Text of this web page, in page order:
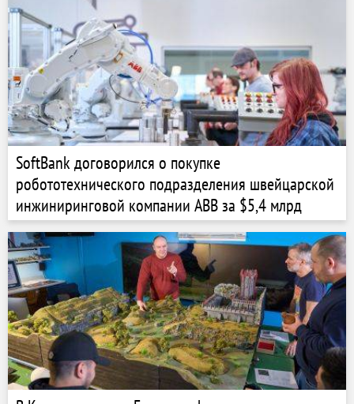
SoftBank договорился о покупке
робототехнического подразделения швейцарской
инжиниринговой компании ABB за $5,4 млрд